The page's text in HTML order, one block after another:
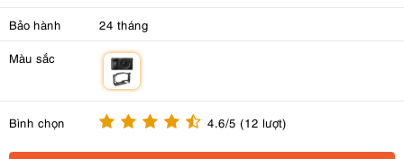
Bảo hành 24 tháng
Màu sắc
Bình chọn 4.6/5 (12 lượt)